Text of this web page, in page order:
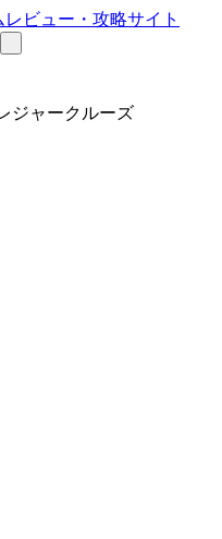
ジャークルーズ